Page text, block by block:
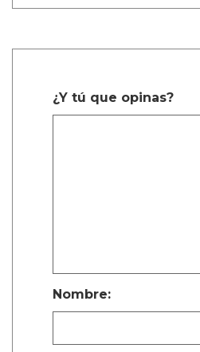
¿Y tú que opinas?
Nombre: